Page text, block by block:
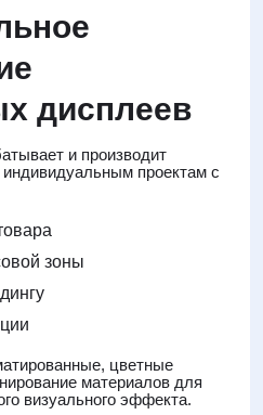
дисплеев
и производит
проектам с
зоны
цветные
материалов для
визуального эффекта.